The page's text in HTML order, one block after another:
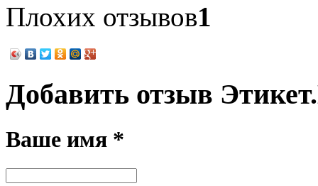
Плохих отзывов1
Добавить отзыв
Ваше имя *